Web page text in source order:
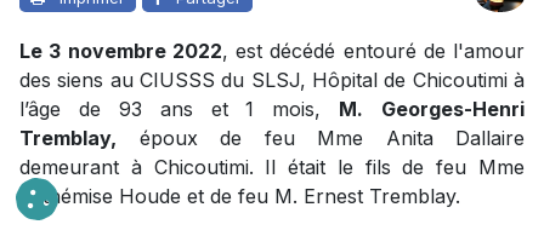
Le 3 novembre 2022, est décédé entouré de l'amour
des siens au CIUSSS du SLSJ, Hôpital de Chicoutimi à
l’âge de 93 ans et 1 mois, M.
Georges-Henri
Tremblay, époux de feu Mme Anita Dallaire
demeurant à Chicoutimi. Il était le fils de feu Mme
Arthémise Houde et de feu M. Ernest Tremblay.